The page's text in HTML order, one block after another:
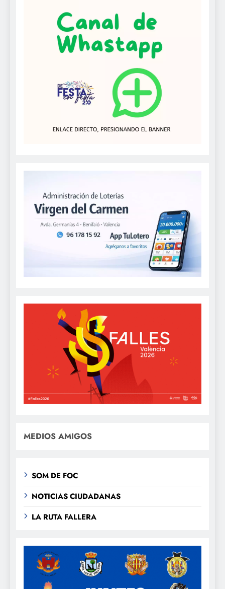
MEDIOS AMIGOS
SOM DE FOC
NOTICIAS CIUDADANAS
LA RUTA FALLERA